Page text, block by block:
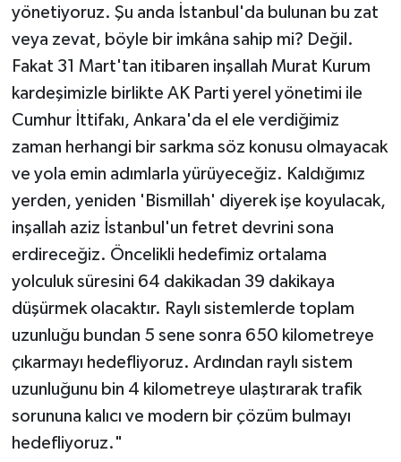
yönetiyoruz. Şu anda İstanbul'da bulunan bu zat
veya zevat, böyle bir imkâna sahip mi? Değil.
Fakat 31 Mart'tan itibaren inşallah Murat Kurum
kardeşimizle birlikte AK Parti yerel yönetimi ile
Cumhur İttifakı, Ankara'da el ele verdiğimiz
zaman herhangi bir sarkma söz konusu olmayacak
ve yola emin adımlarla yürüyeceğiz. Kaldığımız
yerden, yeniden 'Bismillah' diyerek işe koyulacak,
inşallah aziz İstanbul'un fetret devrini sona
erdireceğiz. Öncelikli hedefimiz ortalama
yolculuk süresini 64 dakikadan 39 dakikaya
düşürmek olacaktır. Raylı sistemlerde toplam
uzunluğu bundan 5 sene sonra 650 kilometreye
çıkarmayı hedefliyoruz. Ardından raylı sistem
uzunluğunu bin 4 kilometreye ulaştırarak trafik
sorununa kalıcı ve modern bir çözüm bulmayı
hedefliyoruz."